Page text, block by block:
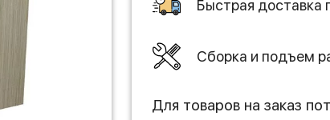
Быстрая доставка
Сборка и подъем
Для товаров на заказ